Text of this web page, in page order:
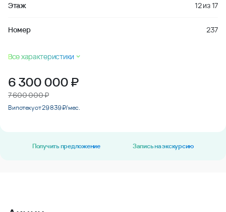
Этаж 12из17
Номер 237
Все характеристики
6 300 000₽
7 600 000 ₽
В ипотеку от 29 839 ₽/мес.
Получить предложение Запись на экскурсию